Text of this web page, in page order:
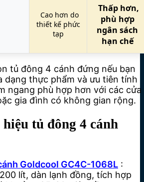
Cao hơn do
thiết kế phức
tạp
Thấp hơn,
phù hợp
ngân sách
hạn chế
tủ đông 4 cánh đứng nếu bạn
dạng thực phẩm và ưu tiên tính
ngang phù hợp hơn với các cửa
gia đình có không gian rộng.
tủ đông 4 cánh
Goldcool GC4C-1068L :
lít, dàn lạnh đồng, tích hợp